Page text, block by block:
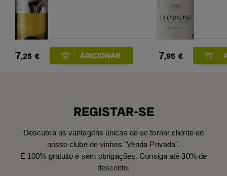
7,25 € 7,95 €
REGISTAR-SE
Descubra as vantagens únicas de se tornar cliente do
nosso clube de vinhos "Venda Privada".
É 100% gratuito e sem obrigações. Consiga até 30% de
desconto.